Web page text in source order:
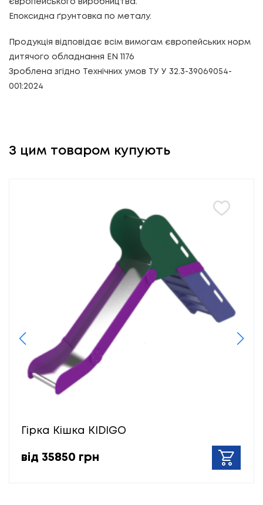
європейського виробництва.
Епоксидна ґрунтовка по металу.
Продукція відповідає всім вимогам європейських норм
дитячого обладнання EN 1176
Зроблена згідно Технічних умов ТУ У 32.3-39069054-
001:2024
З цим товаром купують
Гірка Кішка KIDIGO
від 35850 грн